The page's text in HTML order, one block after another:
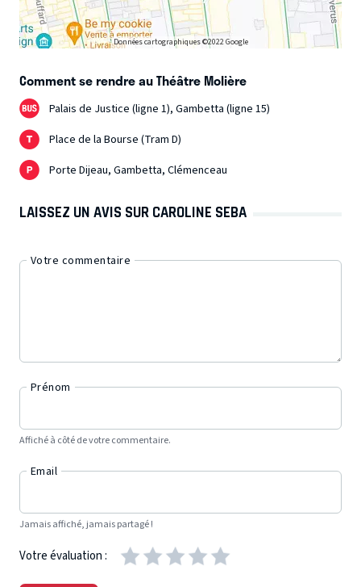
Données cartographiques ©2022 Google
Comment se rendre au Théâtre Molière
Palais de Justice (ligne 1), Gambetta (ligne 15)
Place de la Bourse (Tram D)
Porte Dijeau, Gambetta, Clémenceau
LAISSEZ UN AVIS SUR CAROLINE SEBA
Votre commentaire
Prénom
Affiché à côté de votre commentaire.
Email
Jamais affiché, jamais partagé !
Votre évaluation :